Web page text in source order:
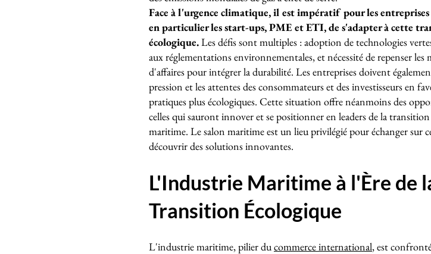
Face à l'urgence climatique, il est impératif pour les
en particulier les start-ups, PME et ETI, de s'adapter à cette
écologique.Les défis sont multiples : adoption de technologies
aux réglementations environnementales, et nécessité de repenser les
d'affaires pour intégrer la durabilité. Les entreprises doivent
pression et les attentes des consommateurs et des investisseurs en
pratiques plus écologiques. Cette situation offre néanmoins des
celles qui sauront innover et se positionner en leaders de la
maritime. Le salon maritime est un lieu privilégié pour échanger sur
découvrir des solutions innovantes.
L'Industrie Maritime à l'Ère de
Transition Écologique
L'industrie maritime, pilier ducommerce international, est